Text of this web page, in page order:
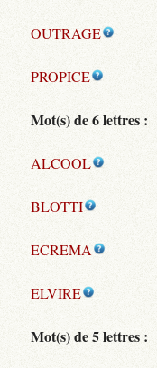
OUTRAGE
PROPICE
Mot(s) de 6 lettres :
ALCOOL
BLOTTI
ECREMA
ELVIRE
Mot(s) de 5 lettres :